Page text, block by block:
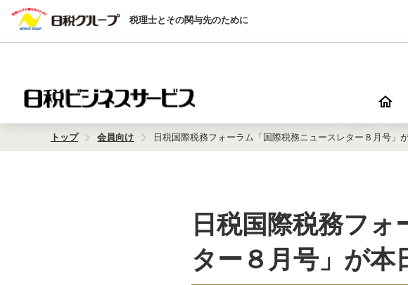
税理士とその関与先のために
トップ 会員向け 日税国際税務フォーラム「国際税務ニュースレター８月号」
日税国際税務フ
ター８月号」が本